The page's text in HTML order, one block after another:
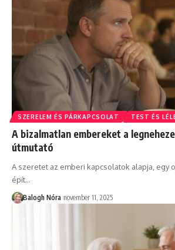
SZERELEM ÉS PÁRKAPCSOLAT TEST ÉS
A bizalmatlan embereket a
útmutató
A szeretet az emberi kapcsolatok alapja, egy
épít…
Balogh Nóra november 11, 2025